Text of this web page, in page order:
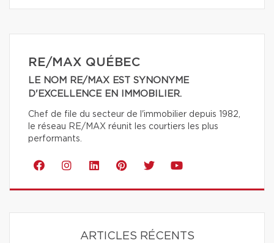
RE/MAX QUÉBEC
LE NOM RE/MAX EST SYNONYME
D'EXCELLENCE EN IMMOBILIER.
Chef de file du secteur de l'immobilier depuis 1982,
le réseau RE/MAX réunit les courtiers les plus
performants.
ARTICLES RÉCENTS